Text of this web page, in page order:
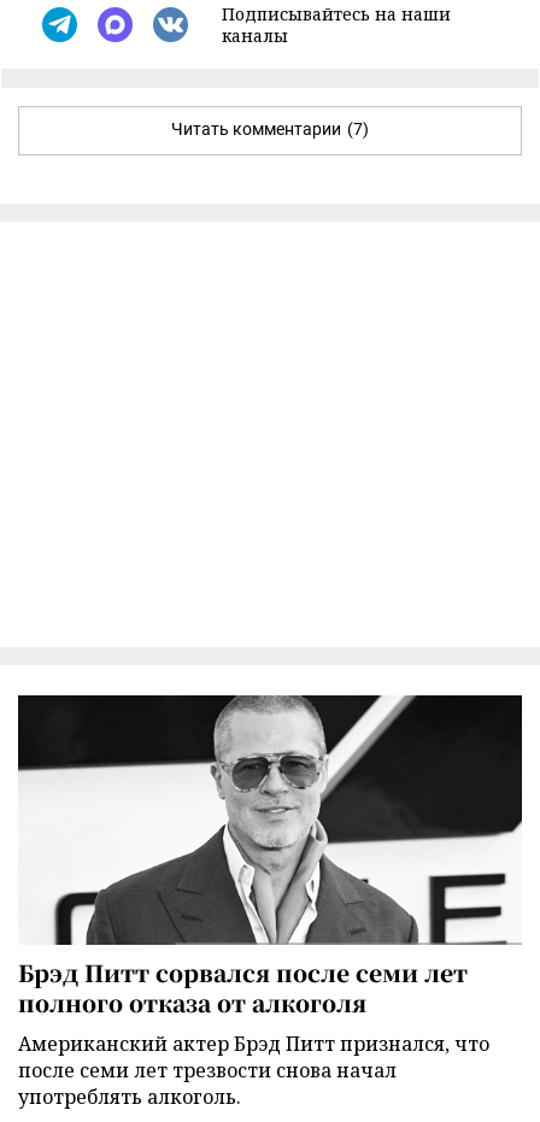
Подписывайтесь на наши
каналы
Читать комментарии (7)
Брэд Питт сорвался после семи лет
полного отказа от алкоголя
Американский актер Брэд Питт признался, что
после семи лет трезвости снова начал
употреблять алкоголь.